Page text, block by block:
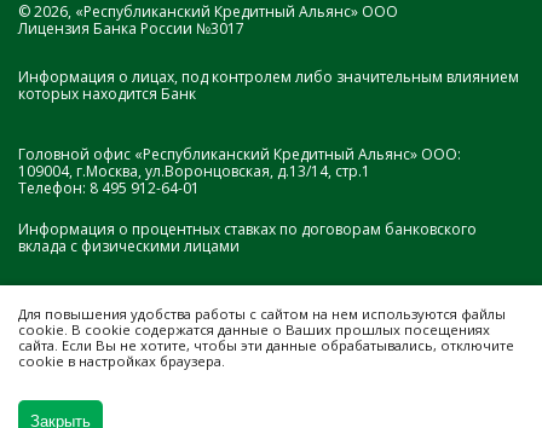
© 2026, «Республиканский Кредитный Альянс» ООО
Лицензия Банка России №3017
Информация о лицах, под контролем либо значительным влиянием
которых находится Банк
Головной офис «Республиканский Кредитный Альянс» ООО:
109004, г.Москва, ул.Воронцовская, д.13/14, стр.1
Телефон: 8 495 912-64-01
Информация о процентных ставках по договорам банковского
вклада с физическими лицами
Для повышения удобства работы с сайтом на нем используются файлы
cookie . В cookie содержатся данные о Ваших прошлых посещениях
сайта. Если Вы не хотите, чтобы эти данные обрабатывались, отключите
cookie в настройках браузера.
Закрыть